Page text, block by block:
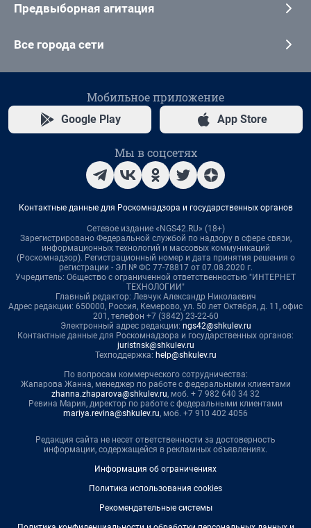
Предвыборная агитация
Все города сети
Мобильное приложение
Google Play App Store
Мы в соцсетях
Контактные данные для Роскомнадзора и государственных органов
Сетевое издание «NGS42.RU» (18+)
Зарегистрировано Федеральной службой по надзору в сфере связи,
информационных технологий и массовых коммуникаций
(Роскомнадзор). Регистрационный номер и дата принятия решения о
регистрации - ЭЛ № ФС 77-78817 от 07.08.2020 г.
Учредитель: Общество с ограниченной ответственностью "ИНТЕРНЕТ
ТЕХНОЛОГИИ"
Главный редактор: Левчук Александр Николаевич
Адрес редакции: 650000, Россия, Кемерово, ул. 50 лет Октября, д. 11, офис
201, телефон +7 (3842) 23-22-60
Электронный адрес редакции: ngs42@shkulev.ru
Контактные данные для Роскомнадзора и государственных органов:
juristnsk@shkulev.ru
Техподдержка: help@shkulev.ru
По вопросам коммерческого сотрудничества:
Жапарова Жанна, менеджер по работе с федеральными клиентами
zhanna.zhaparova@shkulev.ru, моб. + 7 982 640 34 32
Ревина Мария, директор по работе с федеральными клиентами
mariya.revina@shkulev.ru, моб. +7 910 402 4056
Редакция сайта не несет ответственности за достоверность
информации, содержащейся в рекламных объявлениях.
Информация об ограничениях
Политика использования cookies
Рекомендательные системы